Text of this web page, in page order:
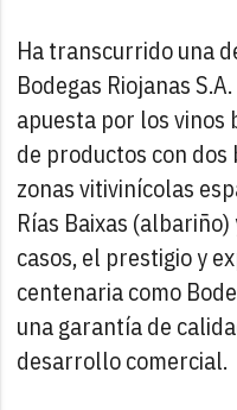
Ha transcurrido una
Bodegas Riojanas
apuesta por los vinos
de productos con
zonas vitivinícolas
Rías Baixas
casos, el prestigio y
centenaria como
una garantía de
desarrollo comercial.